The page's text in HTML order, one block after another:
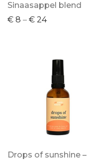
Sinaasappel blend
€ 8 – € 24
Drops of sunshine –